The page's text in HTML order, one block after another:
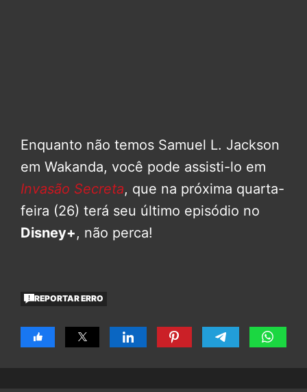
Enquanto não temos Samuel L. Jackson
em Wakanda, você pode assisti-lo em
Invasão Secreta, que na próxima quarta-
feira (26) terá seu último episódio no
Disney+, não perca!
REPORTAR ERRO